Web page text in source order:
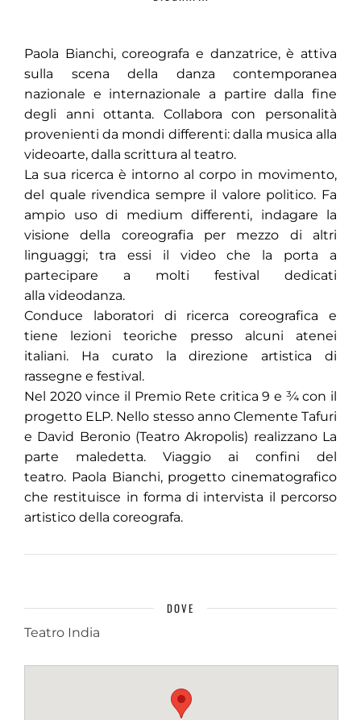
Paola Bianchi, coreografa e danzatrice, è attiva
sulla scena della danza contemporanea
nazionale e internazionale a partire dalla fine
degli anni ottanta. Collabora con personalità
provenienti da mondi differenti: dalla musica alla
videoarte, dalla scrittura al teatro.
La sua ricerca è intorno al corpo in movimento,
del quale rivendica sempre il valore politico. Fa
ampio uso di medium differenti, indagare la
visione della coreografia per mezzo di altri
linguaggi; tra essi il video che la porta a
partecipare a molti festival dedicati
alla videodanza.
Conduce laboratori di ricerca coreografica e
tiene lezioni teoriche presso alcuni atenei
italiani. Ha curato la direzione artistica di
rassegne e festival.
Nel 2020 vince il Premio Rete critica 9 e ¾ con il
progetto ELP. Nello stesso anno Clemente Tafuri
e David Beronio (Teatro Akropolis) realizzano La
parte maledetta. Viaggio ai confini del
teatro. Paola Bianchi, progetto cinematografico
che restituisce in forma di intervista il percorso
artistico della coreografa.
DOVE
Teatro India